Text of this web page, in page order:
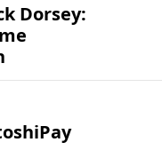
Dorsey: